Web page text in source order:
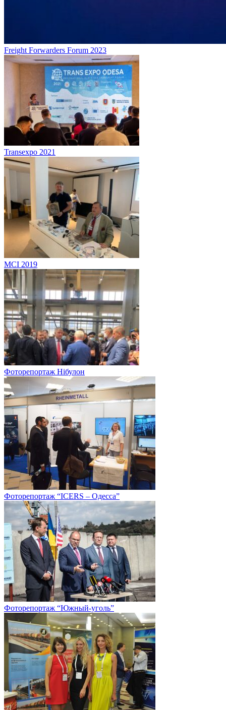
Freight Forwarders Forum 2023
Transexpo 2021
MCI 2019
Фоторепортаж Нібулон
Фоторепортаж “ICERS – Одесса”
Фоторепортаж “Южный-уголь”